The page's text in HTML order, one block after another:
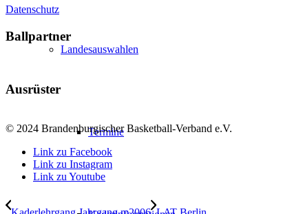
Landesauswahlen
Termine
Datenschutz
Ballpartner
Ausrüster
© 2024 Brandenburgischer Basketball-Verband e.V.
Link zu Facebook
Link zu Instagram
Link zu Youtube